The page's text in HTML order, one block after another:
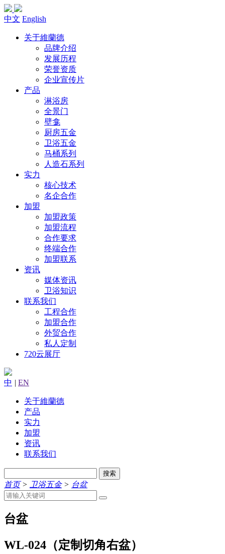
中文 English
关于維蘭德
品牌介绍
发展历程
荣誉资质
企业宣传片
产品
淋浴房
全景门
壁龛
厨房五金
卫浴五金
马桶系列
人造石系列
实力
核心技术
名企合作
加盟
加盟政策
加盟流程
合作要求
终端合作
加盟联系
资讯
媒体资讯
卫浴知识
联系我们
工程合作
加盟合作
外贸合作
私人定制
720云展厅
中 | EN
关于維蘭德
产品
实力
加盟
资讯
联系我们
搜索
首页> 卫浴五金> 台盆
台盆
WL-024（定制切角右盆）